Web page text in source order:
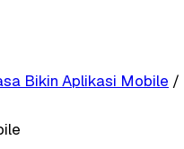
Bikin Aplikasi Mobile /